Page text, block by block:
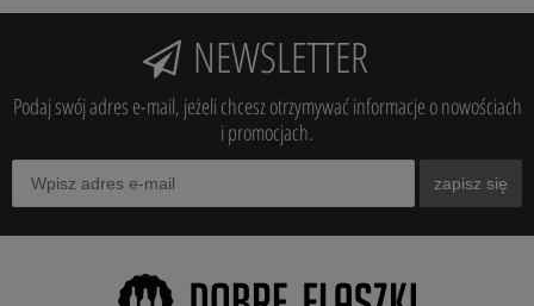
NEWSLETTER
Podaj swój adres e-mail, jeżeli chcesz otrzymywać informacje o nowościach
i promocjach.
zapisz się